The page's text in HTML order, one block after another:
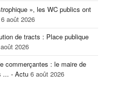
», les WC publics ont
6 août 2026
de tracts : Place publique
2026
commerçantes : le maire de
... - Actu 6 août 2026